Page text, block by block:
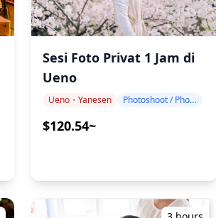
Sesi Foto Privat 1 Jam di
Ueno
Ueno・Yanesen Photoshoot / Photo tour
$120.54~